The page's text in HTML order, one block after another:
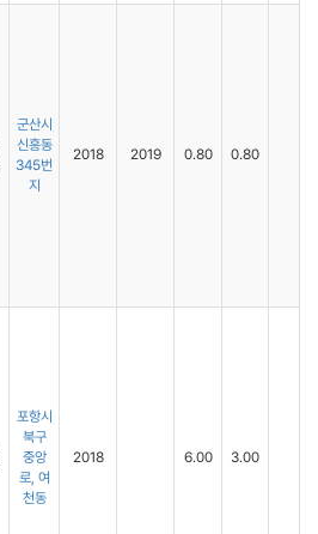
군산시
신흥동
345번
지
2018 2019 0.80 0.80
포항시
북구
중앙
로, 여
천동
2018 6.00 3.00